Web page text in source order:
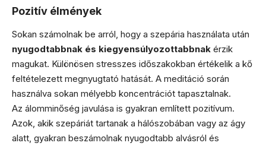
Pozitív élmények
Sokan számolnak be arról, hogy a szepária használata után
nyugodtabbnak és kiegyensúlyozottabbnak érzik
magukat. Különösen stresszes időszakokban értékelik a kő
feltételezett megnyugtató hatását. A meditáció során
használva sokan mélyebb koncentrációt tapasztalnak.
Az álomminőség javulása is gyakran említett pozitívum.
Azok, akik szepáriát tartanak a hálószobában vagy az ágy
alatt, gyakran beszámolnak nyugodtabb alvásról és